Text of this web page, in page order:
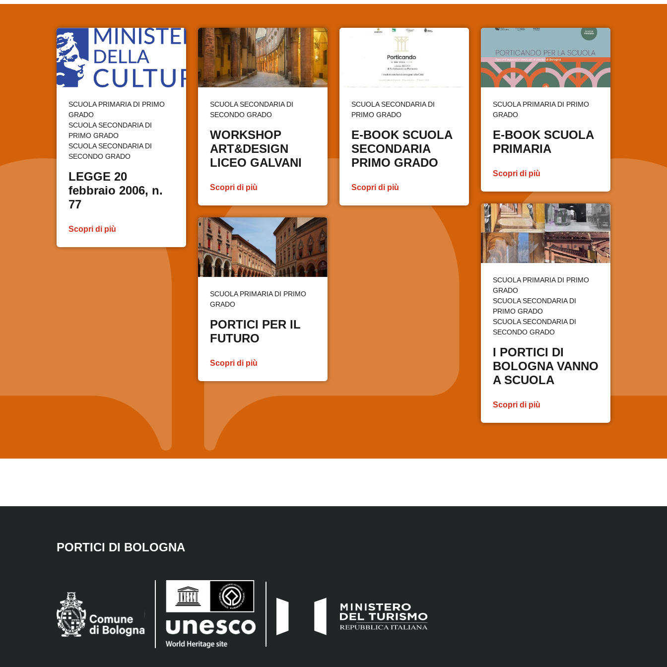
SCUOLA PRIMARIA DI PRIMO
GRADO
SCUOLA SECONDARIA DI
PRIMO GRADO
SCUOLA SECONDARIA DI
SECONDO GRADO
LEGGE 20
febbraio 2006, n.
77
Scopri di più
SCUOLA SECONDARIA DI
SECONDO GRADO
WORKSHOP
ART&DESIGN
LICEO GALVANI
Scopri di più
SCUOLA SECONDARIA DI
PRIMO GRADO
E-BOOK SCUOLA
SECONDARIA
PRIMO GRADO
Scopri di più
SCUOLA PRIMARIA DI PRIMO
GRADO
E-BOOK SCUOLA
PRIMARIA
Scopri di più
SCUOLA PRIMARIA DI PRIMO
GRADO
SCUOLA SECONDARIA DI
PRIMO GRADO
SCUOLA SECONDARIA DI
SECONDO GRADO
I PORTICI DI
BOLOGNA VANNO
A SCUOLA
Scopri di più
SCUOLA PRIMARIA DI PRIMO
GRADO
PORTICI PER IL
FUTURO
Scopri di più
PORTICI DI BOLOGNA